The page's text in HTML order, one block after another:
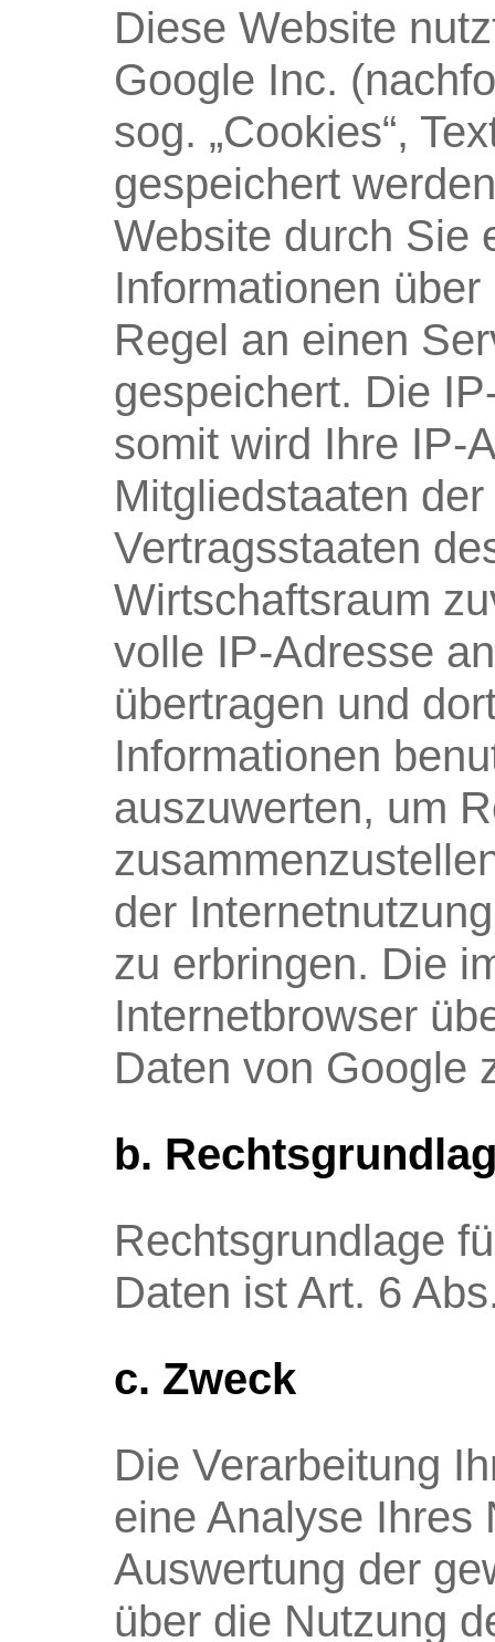
Diese Website
Google Inc.
sog. „Cookies“,
gespeichert
Website durch Sie
Informationen
Regel an einen
gespeichert. Die
somit wird Ihre IP-
Mitgliedstaaten
Vertragsstaaten
Wirtschaftsraum
volle IP-Adresse
übertragen und
Informationen
auszuwerten, um
der
zu erbringen. Die
Internetbrowser
Daten von Google
b.
Rechtsgrundlage
Daten ist Art. 6
c. Zweck
Die Verarbeitung
eine Analyse Ihres
Auswertung der
über die Nutzung